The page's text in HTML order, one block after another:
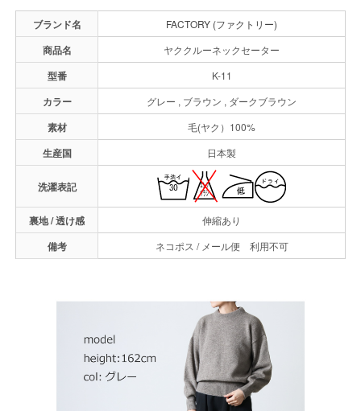
ブランド名 FACTORY (ファクトリー)
商品名 ヤククルーネックセーター
型番 K-11
カラー グレー , ブラウン , ダークブラウン
素材 毛(ヤク）100%
生産国 日本製
洗濯表記
裏地 / 透け感 伸縮あり
備考 ネコポス / メール便 利用不可